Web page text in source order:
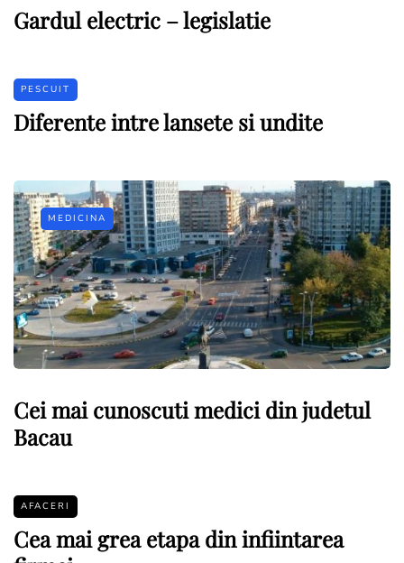
Gardul electric – legislatie
PESCUIT
Diferente intre lansete si undite
MEDICINA
Cei mai cunoscuti medici din judetul
Bacau
AFACERI
Cea mai grea etapa din infiintarea